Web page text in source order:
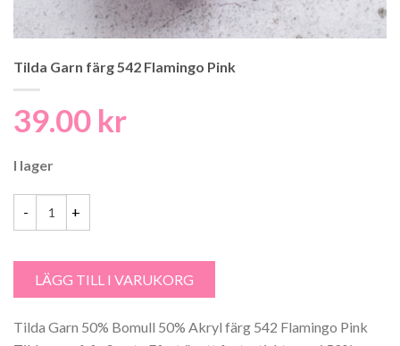
Tilda Garn färg 542 Flamingo Pink
39.00 kr
I lager
LÄGG TILL I VARUKORG
Tilda Garn 50% Bomull 50% Akryl färg 542 Flamingo Pink